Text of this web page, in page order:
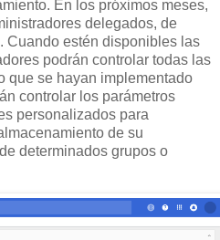
En los próximos meses,
delegados, de
Cuando estén disponibles las
podrán controlar todas las
que se hayan implementado
controlar los parámetros
personalizados para
de su
determinados grupos o